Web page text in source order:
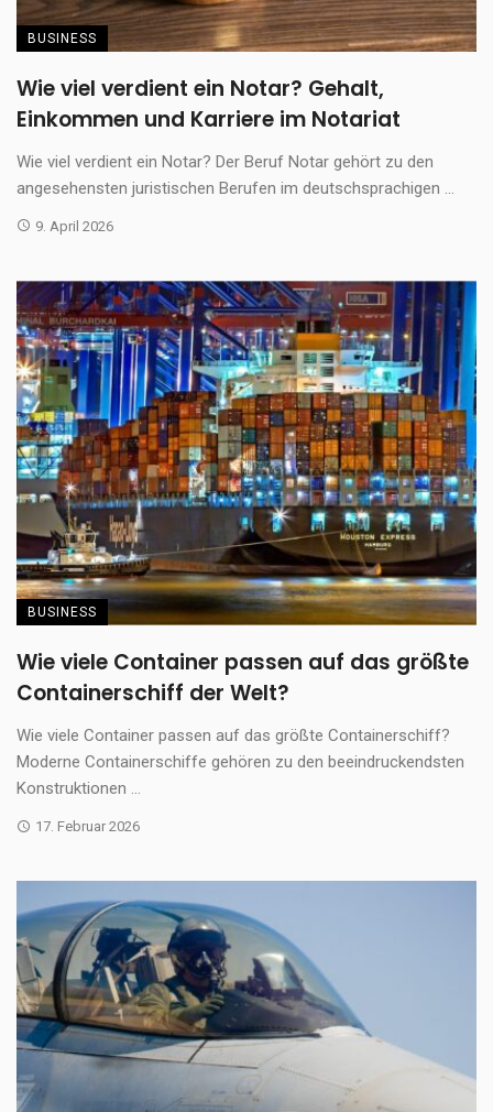
BUSINESS
Wie viel verdient ein Notar? Gehalt,
Einkommen und Karriere im Notariat
Wie viel verdient ein Notar? Der Beruf Notar gehört zu den
angesehensten juristischen Berufen im deutschsprachigen ...
9. April 2026
BUSINESS
Wie viele Container passen auf das größte
Containerschiff der Welt?
Wie viele Container passen auf das größte Containerschiff?
Moderne Containerschiffe gehören zu den beeindruckendsten
Konstruktionen ...
17. Februar 2026